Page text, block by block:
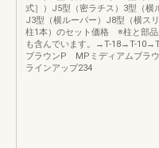
式］）J5型（密ラチス）3型（横
J3型（横ルーパー）J8型（横ス
柱1本）のセット価格 ※柱と部
も含んでいます。→T-18→T-
ブラウンP MPミディアムブラ
ラインアップ234